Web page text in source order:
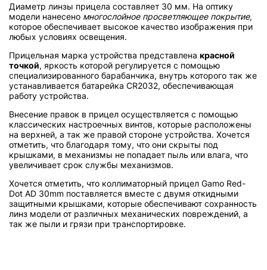
Диаметр линзы прицела составляет 30 мм. На оптику
модели нанесено многослойное просветляющее покрытие,
которое обеспечивает высокое качество изображения при
любых условиях освещения.
Прицельная марка устройства представлена красной
точкой, яркость которой регулируется с помощью
специализированного барабанчика, внутрь которого так же
устанавливается батарейка CR2032, обеспечивающая
работу устройства.
Внесение правок в прицел осуществляется с помощью
классических настроечных винтов, которые расположены
на верхней, а так же правой стороне устройства. Хочется
отметить, что благодаря тому, что они скрыты под
крышками, в механизмы не попадает пыль или влага, что
увеличивает срок службы механизмов.
Хочется отметить, что коллиматорный прицел Gamo Red-
Dot AD 30mm поставляется вместе с двумя откидными
защитными крышками, которые обеспечивают сохранность
линз модели от различных механических повреждений, а
так же пыли и грязи при транспортировке.